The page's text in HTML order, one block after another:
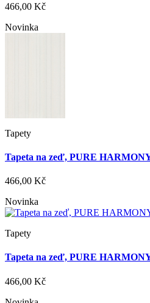
466,00 Kč
Novinka
Tapety
Tapeta na zeď, PURE
466,00 Kč
Novinka
Tapety
Tapeta na zeď, PURE
466,00 Kč